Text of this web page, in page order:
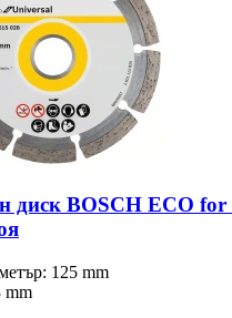
диск BOSCH ECO for
125 mm
mm